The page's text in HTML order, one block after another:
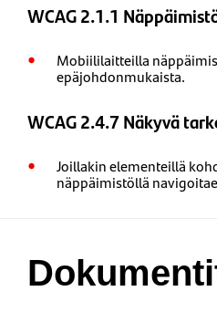
WCAG 2.1.1
Mobiililaitteilla
epäjohdonmukaista.
WCAG 2.4.7 Näkyvä
Joillakin elementeillä
näppäimistöllä